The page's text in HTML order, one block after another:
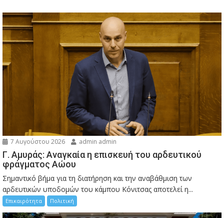
7 Αυγούστου 2026 admin admin
Γ. Αμυράς: Αναγκαία η επισκευή του αρδευτικού
φράγματος Αώου
Σημαντικό βήμα για τη διατήρηση και την αναβάθμιση των
αρδευτικών υποδομών του κάμπου Κόνιτσας αποτελεί η...
Επικαιρότητα Πολιτική